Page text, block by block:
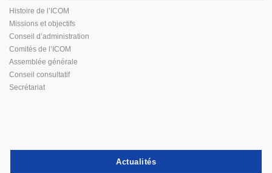
Histoire de l’ICOM
Missions et objectifs
Conseil d’administration
Comités de l’ICOM
Assemblée générale
Conseil consultatif
Secrétariat
Actualités